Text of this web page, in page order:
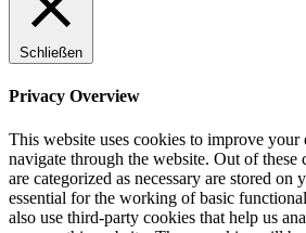
Schließen
Privacy Overview
This website uses cookies to improve
navigate through the website. Out of these
are categorized as necessary are stored on
essential for the working of basic
also use third-party cookies that help us